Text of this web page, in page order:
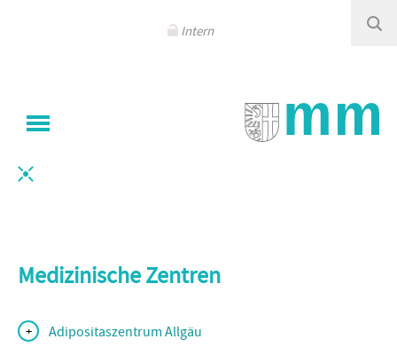
Intern
Medizinische Zentren
Adipositaszentrum Allgäu